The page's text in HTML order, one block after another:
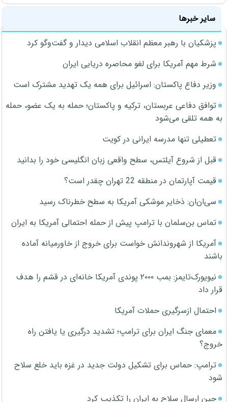
سایر خبرها
پزشکیان با رهبر معظم انقلاب اسلامی دیدار و گفت‌وگو کرد
شرط مهم آمریکا برای لغو محاصره دریایی ایران
وزیر دفاع پاکستان: اسرائیل برای همه یک تهدید مشترک است
توافق دفاعی عربستان، ترکیه و پاکستان؛ حمله به یک عضو، حمله
به همه تلقی می‌شود
تعطیلی تنها مدرسه ایرانی در کویت
قبل از شروع آیلتس، سطح واقعی زبان انگلیسی خود را بدانید
قیمت آپارتمان در منطقه 22 تهران چقدر است؟
سی‌ان‌ان: ذخایر موشکی آمریکا به سطح خطرناک رسید
تماس بن‌سلمان با ترامپ پیش از حمله احتمالی آمریکا به ایران
آمریکا از شهروندانش خواست برای خروج از خاورمیانه آماده
باشند
نیویورک‌تایمز: بمب ۲۰۰۰ پوندی آمریکا خانه‌ای در قشم را هدف
قرار داد
احتمال ازسرگیری حملات آمریکا
معمای جنگ ایران برای ترامپ؛ تشدید درگیری یا یافتن راه
خروج؟
ترامپ: حماس برای تشکیل دولت جدید در غزه باید خلع سلاح
شود
چین ارسال سلاح به ایران را تکذیب کرد